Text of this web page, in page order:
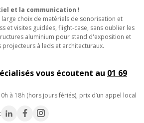
le volume d'affichage et ON/O FF.
et IR.
être sélectionnée sur le panneau avant.
et symétrique pour l'intégration
l'EDID pour diverses applications et
vidéo jusqu'à 4K@60Hz
et la communication !
choix de matériels de sonorisation et
et visites guidées, flight-case, sans oublier les
aluminium pour stand d'exposition et
à leds et architecturaux.
vous écoutent au 01 69
à 18h (hors jours fériés), prix d’un appel local